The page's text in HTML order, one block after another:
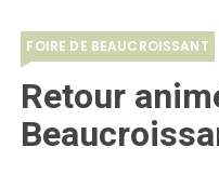
FOIRE DE BEAUCROISSANT
Retour